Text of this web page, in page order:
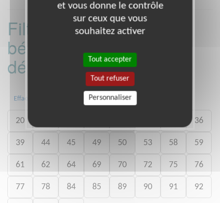
Filtrer les missions
bénévoles par
département :
Effacer Toute la France 04
20 36
39 44 45 49 50 53 58 59
61 62 64 69 70 72 75 76
77 78 84 85 89 90 91 92
et vous donne le contrôle
sur ceux que vous
souhaitez activer
Tout accepter
Tout refuser
Personnaliser